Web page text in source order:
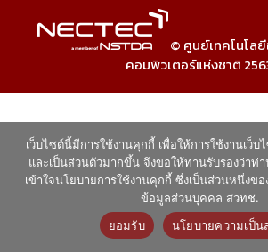
© ศูนย์เทคโนโล
คอมพิวเตอร์แห่งชาติ
เว็บไซต์นี้มีการใช้งานคุกกี้ เพื่อให้การใช้งานเว็บ
และเป็นส่วนตัวมากขึ้น จึงขอให้ท่านรับรองว่าท่
เข้าใจนโยบายการใช้งานคุกกี้ ซึ่งเป็นส่วนหนึ่งข
ข้อมูลส่วนบุคคล สวทช.
ยอมรับ
นโยบายความเป็น